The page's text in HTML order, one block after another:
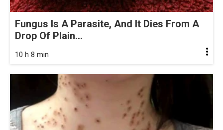
Fungus Is A Parasite, And It Dies From A
Drop Of Plain...
10 h 8 min